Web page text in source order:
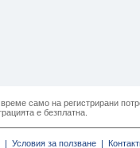
само на регистрирани
е безплатна.
| Условия за ползване |